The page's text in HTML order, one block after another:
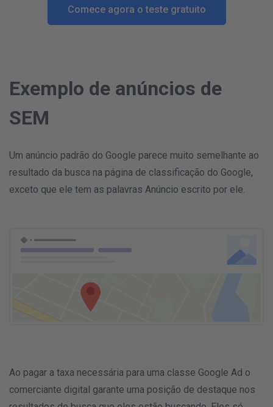
Comece agora o teste gratuito
Exemplo de anúncios de
SEM
Um anúncio padrão do Google parece muito semelhante ao
resultado da busca na página de classificação do Google,
exceto que ele tem as palavras Anúncio escrito por ele.
Ao pagar a taxa necessária para uma classe Google Ad o
comerciante digital garante uma posição de destaque nos